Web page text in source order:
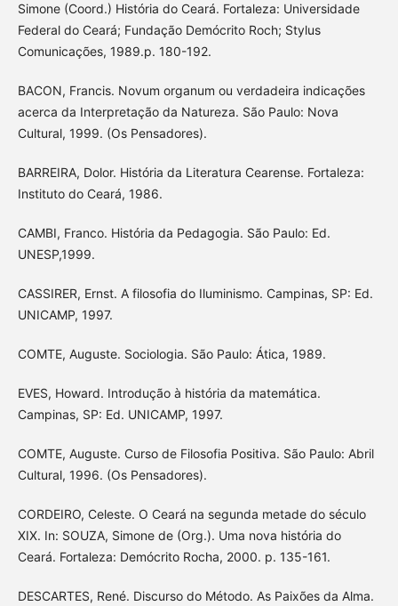
Simone (Coord.) História do Ceará. Fortaleza: Universidade
Federal do Ceará; Fundação Demócrito Roch; Stylus
Comunicações, 1989.p. 180-192.
BACON, Francis. Novum organum ou verdadeira indicações
acerca da Interpretação da Natureza. São Paulo: Nova
Cultural, 1999. (Os Pensadores).
BARREIRA, Dolor. História da Literatura Cearense. Fortaleza:
Instituto do Ceará, 1986.
CAMBI, Franco. História da Pedagogia. São Paulo: Ed.
UNESP,1999.
CASSIRER, Ernst. A filosofia do Iluminismo. Campinas, SP: Ed.
UNICAMP, 1997.
COMTE, Auguste. Sociologia. São Paulo: Ática, 1989.
EVES, Howard. Introdução à história da matemática.
Campinas, SP: Ed. UNICAMP, 1997.
COMTE, Auguste. Curso de Filosofia Positiva. São Paulo: Abril
Cultural, 1996. (Os Pensadores).
CORDEIRO, Celeste. O Ceará na segunda metade do século
XIX. In: SOUZA, Simone de (Org.). Uma nova história do
Ceará. Fortaleza: Demócrito Rocha, 2000. p. 135-161.
DESCARTES, René. Discurso do Método. As Paixões da Alma.